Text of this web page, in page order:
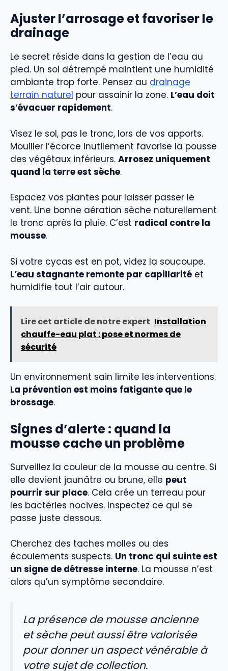
Ajuster l’arrosage et favoriser le
drainage
Le secret réside dans la gestion de l’eau au
pied. Un sol détrempé maintient une humidité
ambiante trop forte. Pensez au drainage
terrain naturel pour assainir la zone. L’eau doit
s’évacuer rapidement.
Visez le sol, pas le tronc, lors de vos apports.
Mouiller l’écorce inutilement favorise la pousse
des végétaux inférieurs. Arrosez uniquement
quand la terre est sèche.
Espacez vos plantes pour laisser passer le
vent. Une bonne aération sèche naturellement
le tronc après la pluie. C’est radical contre la
mousse.
Si votre cycas est en pot, videz la soucoupe.
L’eau stagnante remonte par capillarité et
humidifie tout l’air autour.
Lire cet article de notre expert Installation
chauffe-eau plat : pose et normes de
sécurité
Un environnement sain limite les interventions.
La prévention est moins fatigante que le
brossage.
Signes d’alerte : quand la
mousse cache un problème
Surveillez la couleur de la mousse au centre. Si
elle devient jaunâtre ou brune, elle peut
pourrir sur place. Cela crée un terreau pour
les bactéries nocives. Inspectez ce qui se
passe juste dessous.
Cherchez des taches molles ou des
écoulements suspects. Un tronc qui suinte est
un signe de détresse interne. La mousse n’est
alors qu’un symptôme secondaire.
La présence de mousse ancienne
et sèche peut aussi être valorisée
pour donner un aspect vénérable à
votre sujet de collection.